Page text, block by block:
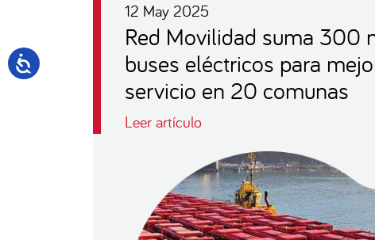
12 May 2025
Red Movilidad suma 300
buses eléctricos para
servicio en 20 comunas
Leer artículo